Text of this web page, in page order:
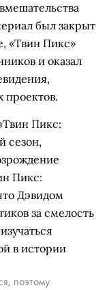
был закрыт
«Твин Пикс»
и оказал
проектов.
Пикс:
сезон,
Пикс:
Дэвидом
за смелость
в истории
поэтому